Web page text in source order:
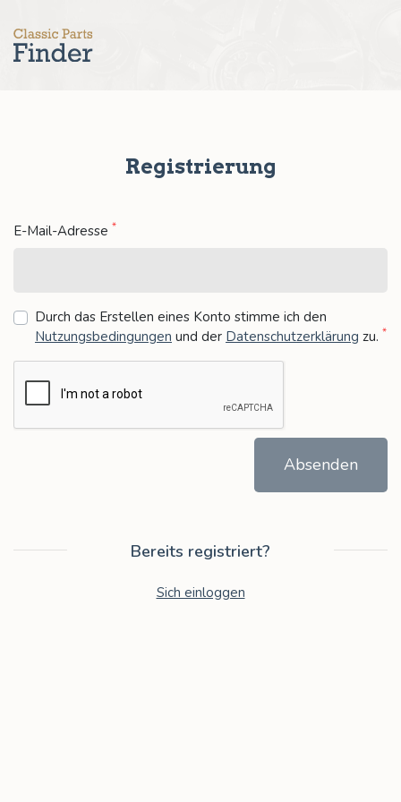
Registrierung
E-Mail-Adresse *
Durch das Erstellen eines Konto stimme ich den
Nutzungsbedingungen und der Datenschutzerklärung zu. *
Absenden
Bereits registriert?
Sich einloggen